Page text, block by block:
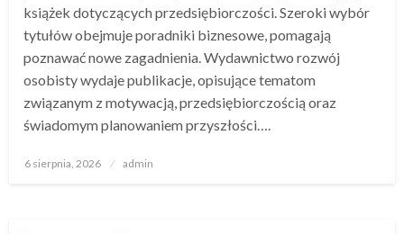
książek dotyczących przedsiębiorczości. Szeroki wybór
tytułów obejmuje poradniki biznesowe, pomagają
poznawać nowe zagadnienia. Wydawnictwo rozwój
osobisty wydaje publikacje, opisujące tematom
związanym z motywacją, przedsiębiorczością oraz
świadomym planowaniem przyszłości….
Opublikowane
6 sierpnia, 2026 admin